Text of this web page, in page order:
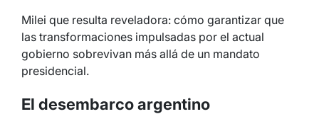
Milei que resulta reveladora: cómo garantizar que
las transformaciones impulsadas por el actual
gobierno sobrevivan más allá de un mandato
presidencial.
El desembarco argentino